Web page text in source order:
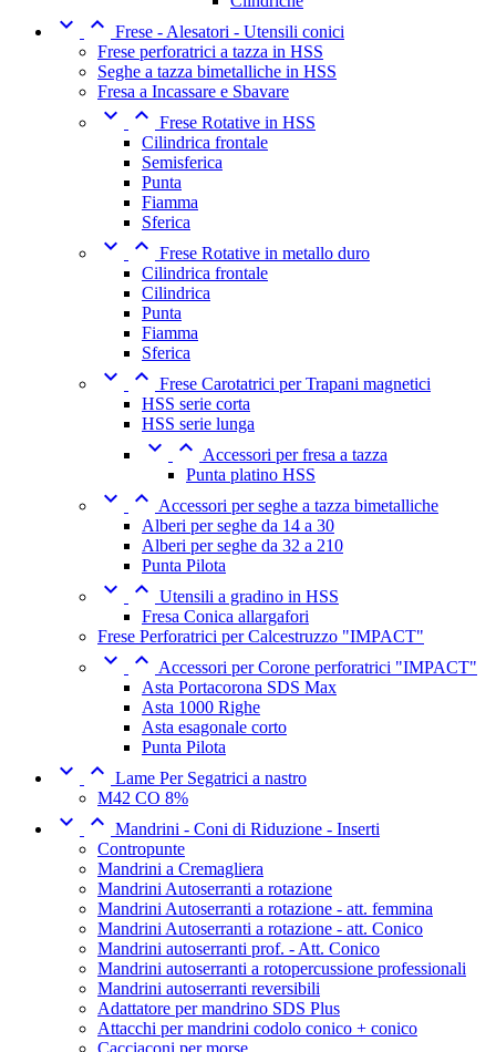
  Frese - Alesatori - Utensili conici
Frese perforatrici a tazza in HSS
Seghe a tazza bimetalliche in HSS
Fresa a Incassare e Sbavare
  Frese Rotative in HSS
Cilindrica frontale
Semisferica
Punta
Fiamma
Sferica
  Frese Rotative in metallo duro
Cilindrica frontale
Cilindrica
Punta
Fiamma
Sferica
  Frese Carotatrici per Trapani magnetici
HSS serie corta
HSS serie lunga
  Accessori per fresa a tazza
Punta platino HSS
  Accessori per seghe a tazza bimetalliche
Alberi per seghe da 14 a 30
Alberi per seghe da 32 a 210
Punta Pilota
  Utensili a gradino in HSS
Fresa Conica allargafori
Frese Perforatrici per Calcestruzzo "IMPACT"
  Accessori per Corone perforatrici "IMPACT"
Asta Portacorona SDS Max
Asta 1000 Righe
Asta esagonale corto
Punta Pilota
  Lame Per Segatrici a nastro
M42 CO 8%
  Mandrini - Coni di Riduzione - Inserti
Contropunte
Mandrini a Cremagliera
Mandrini Autoserranti a rotazione
Mandrini Autoserranti a rotazione - att. femmina
Mandrini Autoserranti a rotazione - att. Conico
Mandrini autoserranti prof. - Att. Conico
Mandrini autoserranti a rotopercussione professionali
Mandrini autoserranti reversibili
Adattatore per mandrino SDS Plus
Attacchi per mandrini codolo conico + conico
Cacciaconi per morse